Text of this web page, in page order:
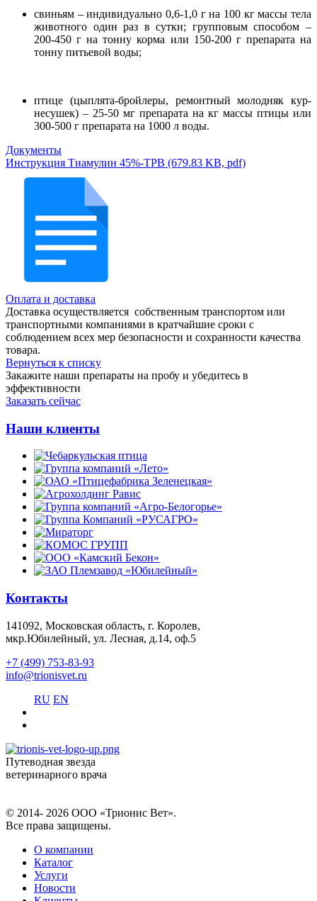
свиньям –индивидуально 0,6-1,0 г на 100 кг массы тела
животного один раз в сутки; групповым способом –
200-450 г на тонну корма или 150-200 г препарата на
тонну питьевой воды;
птице (цыплята-бройлеры, ремонтный молодняк кур-
несушек) – 25-50 мг препарата на кг массы птицы или
300-500 г препарата на 1000 л воды.
Документы
Инструкция Тиамулин 45%-ТРВ (679.83 KB, pdf)
Оплата и доставка
Доставка осуществляется собственным транспортом или
транспортными компаниями в кратчайшие сроки с
соблюдением всех мер безопасности и сохранности качества
товара.
Вернуться к списку
Закажите наши препараты на пробу и убедитесь в
эффективности
Заказать сейчас
Наши клиенты
Контакты
141092, Московская область, г. Королев,
мкр.Юбилейный, ул. Лесная, д.14, оф.5
+7 (499) 753-83-93
info@trionisvet.ru
RU EN
Путеводная звезда
ветеринарного врача
© 2014- 2026 ООО «Трионис Вет».
Все права защищены.
О компании
Каталог
Услуги
Новости